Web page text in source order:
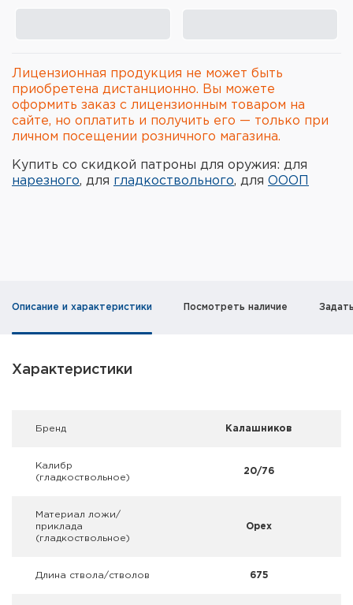
Охотничье снаряжение
Ремни, патронташи и подсумки
Фонари и ЛЦУ
Инструменты
Холодная пристрелка оружия
Релоадинг
Сигнальные средства
Дартс
Аксессуары
Лицензионная продукция не может быть
приобретена дистанционно. Вы можете
оформить заказ с лицензионным товаром на
сайте, но оплатить и получить его — только при
личном посещении розничного магазина.
Купить со скидкой патроны для оружия: для
нарезного, для гладкоствольного, для ОООП
Описание и характеристики Посмотреть наличие
Характеристики
Брeнд Калашников
Калибр
(гладкоствольное)
20/76
Материал ложи/
приклада
(гладкоствольное)
Орех
Длина ствола/стволов 675